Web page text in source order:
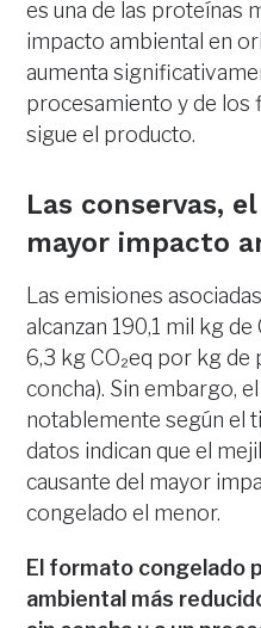
es una de las proteínas
impacto ambiental en
aumenta
procesamiento y de los
sigue el producto.
Las conservas,
mayor impacto
Las emisiones
alcanzan 190,1 mil kg
6,3 kg CO₂eq por kg
concha). Sin embargo,
notablemente según el
datos indican que el
causante del mayor
congelado el menor.
El formato congelado
ambiental más